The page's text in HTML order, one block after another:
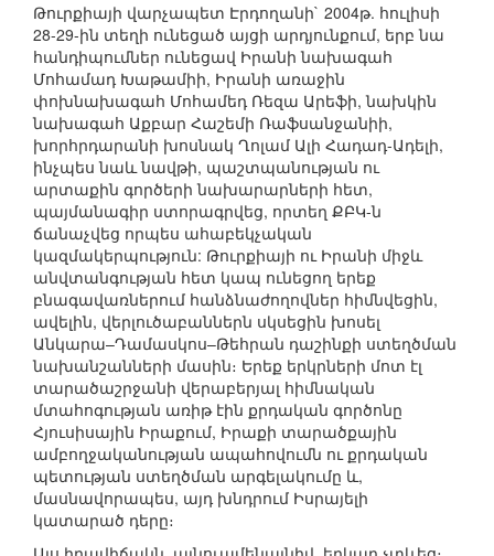
Թուրքիայի վարչապետ Էրդողանի` 2004թ. հուլիսի
28-29-ին տեղի ունեցած այցի արդյունքում, երբ նա
հանդիպումներ ունեցավ Իրանի նախագահ
Մոհամադ Խաթամիի, Իրանի առաջին
փոխնախագահ Մոհամեդ Ռեզա Արեֆի, նախկին
նախագահ Աքբար Հաշեմի Ռաֆսանջանիի,
խորհրդարանի խոսնակ Ղոլամ Ալի Հադադ-Ադելի,
ինչպես նաև նավթի, պաշտպանության ու
արտաքին գործերի նախարարների հետ,
պայմանագիր ստորագրվեց, որտեղ ՔԲԿ-ն
ճանաչվեց որպես ահաբեկչական
կազմակերպություն: Թուրքիայի ու Իրանի միջև
անվտանգության հետ կապ ունեցող երեք
բնագավառներում հանձնաժողովներ հիմնվեցին,
ավելին, վերլուծաբաններն սկսեցին խոսել
Անկարա–Դամասկոս–Թեհրան դաշինքի ստեղծման
նախանշանների մասին։ Երեք երկրների մոտ էլ
տարածաշրջանի վերաբերյալ հիմնական
մտահոգության առիթ էին քրդական գործոնը
Հյուսիսային Իրաքում, Իրաքի տարածքային
ամբողջականության ապահովումն ու քրդական
պետության ստեղծման արգելակումը և,
մասնավորապես, այդ խնդրում Իսրայելի
կատարած դերը։